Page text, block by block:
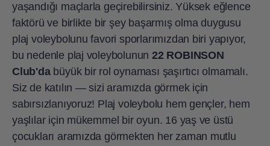
yaşandığı maçlarla geçirebilirsiniz. Yüksek eğlence
faktörü ve birlikte bir şey başarmış olma duygusu
plaj voleybolunu favori sporlarımızdan biri yapıyor,
bu nedenle plaj voleybolunun 22 ROBINSON
Club'dabüyük bir rol oynaması şaşırtıcı olmamalı.
Siz de katılın — sizi aramızda görmek için
sabırsızlanıyoruz! Plaj voleybolu hem gençler, hem
yaşlılar için mükemmel bir oyun. 16 yaş ve üstü
çocukları aramızda görmekten her zaman mutlu